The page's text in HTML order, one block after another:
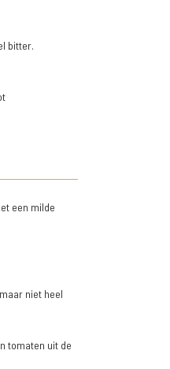
bitter.
een milde
niet heel
tomaten uit de